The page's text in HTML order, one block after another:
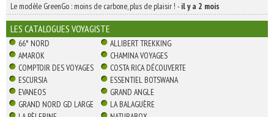
Le modèle GreenGo : moins de carbone, plus de plaisir ! -il y a 2 mois
LES CATALOGUES VOYAGISTE
66° NORD
ALLIBERT TREKKING
AMAROK
CHAMINA VOYAGES
COMPTOIR DES VOYAGES
COSTA RICA DÉCOUVERTE
ESCURSIA
ESSENTIEL BOTSWANA
EVANEOS
GRAND ANGLE
GRAND NORD GD LARGE
LA BALAGUÈRE